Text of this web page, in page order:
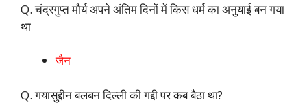
Q. चंद्रगुप्त मौर्य अपने अंतिम दिनों में किस धर्म का अनुयाई बन गया
था
जैन
Q. गयासुद्दीन बलबन दिल्ली की गद्दी पर कब बैठा था?